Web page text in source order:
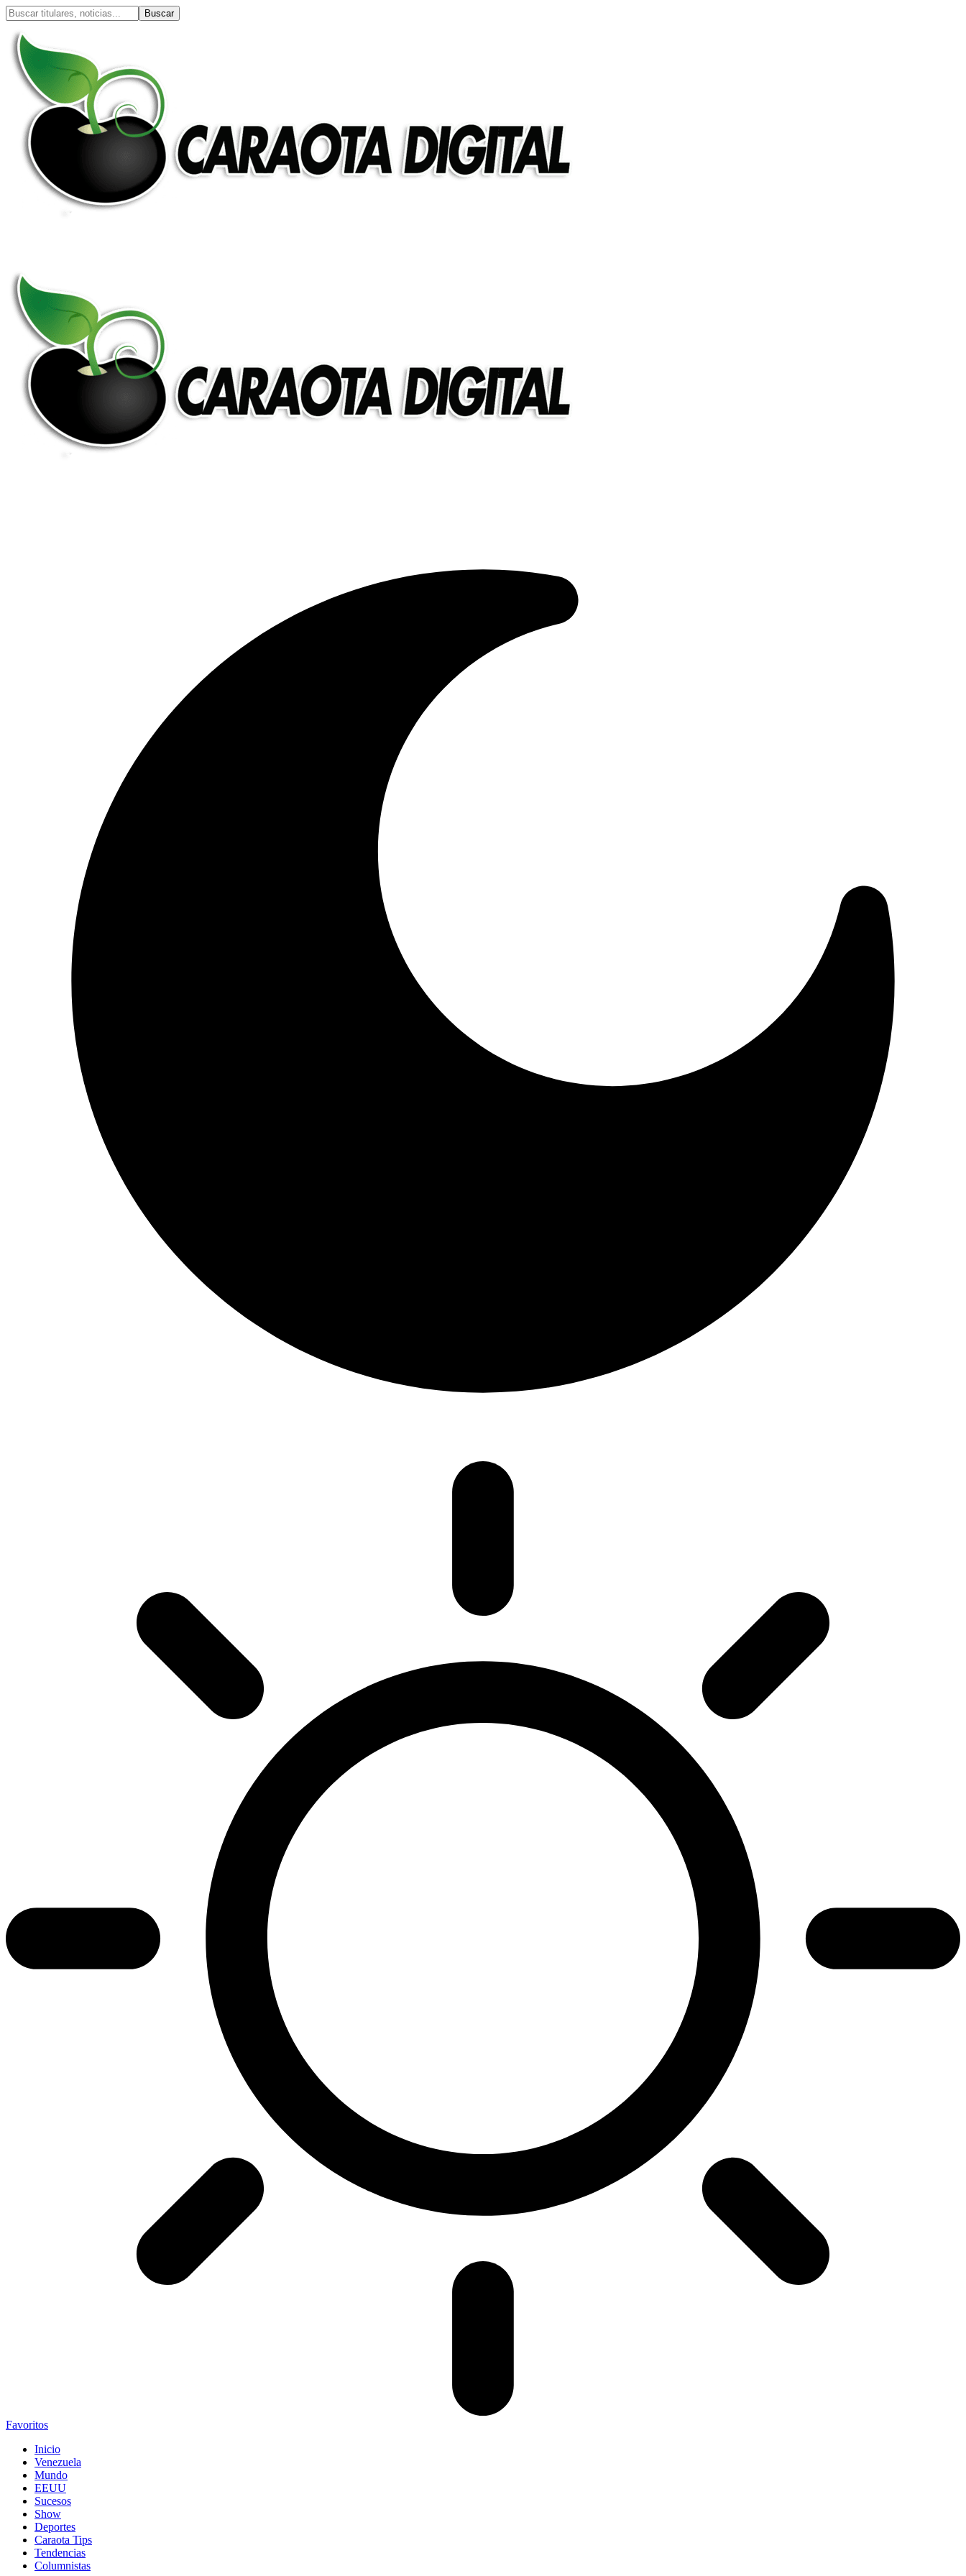
Favoritos
Inicio
Venezuela
Mundo
EEUU
Sucesos
Show
Deportes
Caraota Tips
Tendencias
Columnistas